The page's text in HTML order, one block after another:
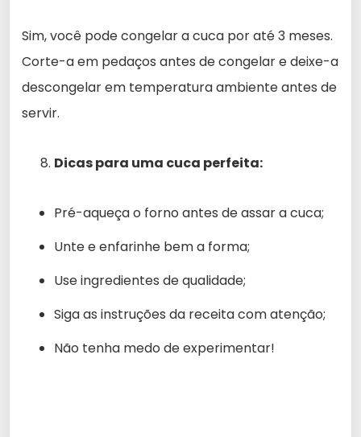
Sim, você pode congelar a cuca por até 3 meses.
Corte-a em pedaços antes de congelar e deixe-a
descongelar em temperatura ambiente antes de
servir.
Dicas para uma cuca perfeita:
Pré-aqueça o forno antes de assar a cuca;
Unte e enfarinhe bem a forma;
Use ingredientes de qualidade;
Siga as instruções da receita com atenção;
Não tenha medo de experimentar!